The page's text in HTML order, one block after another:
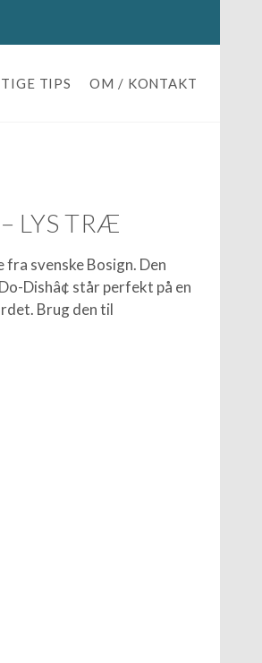
TIPS OM / KONTAKT
LYS TRÆ
fra svenske Bosign. Den
Dishâ¢ står perfekt på en
Brug den til